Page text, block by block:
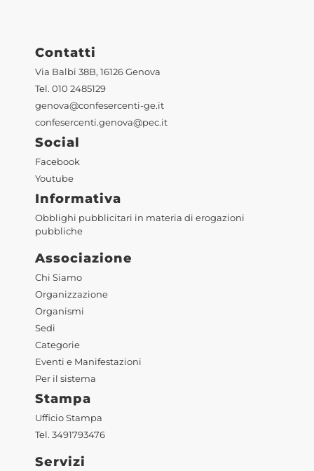
Contatti
Via Balbi 38B, 16126 Genova
Tel. 010 2485129
genova@confesercenti-ge.it
confesercenti.genova@pec.it
Social
Facebook
Youtube
Informativa
Obblighi pubblicitari in materia di erogazioni
pubbliche
Associazione
Chi Siamo
Organizzazione
Organismi
Sedi
Categorie
Eventi e Manifestazioni
Per il sistema
Stampa
Ufficio Stampa
Tel. 3491793476
Servizi